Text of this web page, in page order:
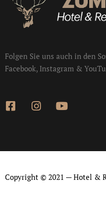
Folgen Sie uns auch in den
Facebook, Instagram &
Copyright © 2021 — Hotel &